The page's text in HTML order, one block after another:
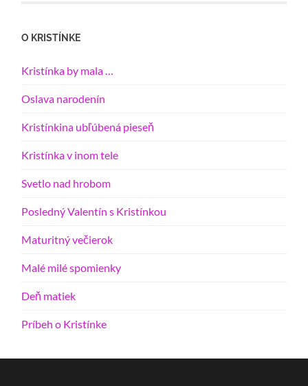
O KRISTÍNKE
Kristínka by mala …
Oslava narodenín
Kristínkina ubľúbená pieseň
Kristínka v inom tele
Svetlo nad hrobom
Posledný Valentín s Kristínkou
Maturitný večierok
Malé milé spomienky
Deň matiek
Príbeh o Kristínke